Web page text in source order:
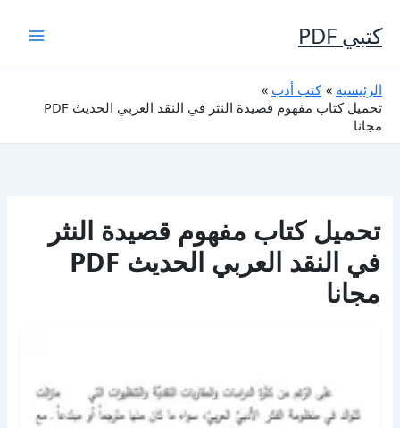
إلى
المحتوى
كتبي PDF
الرئيسية
كتب أدب
تحميل كتاب مفهوم قصيدة النثر في النقد العربي الحديث PDF
مجانا
تحميل كتاب مفهوم قصيدة النثر
في النقد العربي الحديث PDF
مجانا